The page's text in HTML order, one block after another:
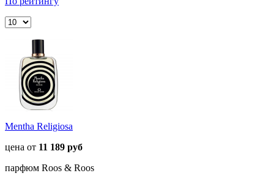
Mentha Religiosa
цена от 11 189 руб
парфюм Roos & Roos